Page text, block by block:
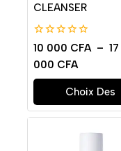
CLEANSER
0
de
5
10 000 CFA – 17
000 CFA
Choix Des
Options